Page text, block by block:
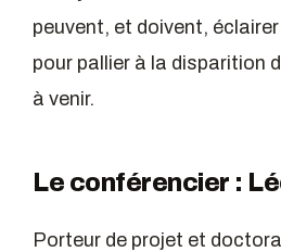
peuvent, et doivent,
pour pallier à la disparition
à venir.
Le conférencier :
Porteur de projet et